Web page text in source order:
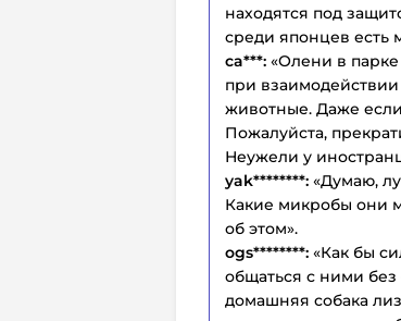
находятся под
среди японцев есть
ca***: «Олени в
при
животные. Даже
Пожалуйста,
Неужели у
yak********: «Думаю,
Какие микробы они
об этом».
ogs********: «Как бы
общаться с ними
домашняя собака